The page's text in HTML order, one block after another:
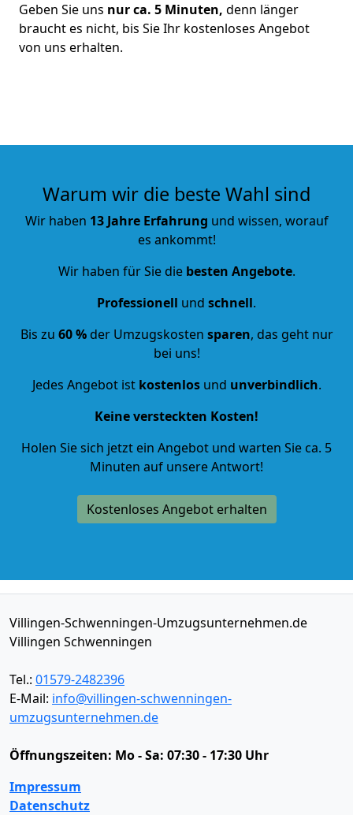
Geben Sie uns nur ca. 5 Minuten, denn länger
braucht es nicht, bis Sie Ihr kostenloses Angebot
von uns erhalten.
Warum wir die beste Wahl sind
Wir haben 13 Jahre Erfahrung und wissen, worauf
es ankommt!
Wir haben für Sie die besten Angebote.
Professionell und schnell.
Bis zu 60 %der Umzugskosten sparen, das geht nur
bei uns!
Jedes Angebot ist kostenlosund unverbindlich.
Keine versteckten Kosten!
Holen Sie sich jetzt ein Angebot und warten Sie ca. 5
Minuten auf unsere Antwort!
Kostenloses Angebot erhalten
Villingen-Schwenningen-Umzugsunternehmen.de
Villingen Schwenningen
Tel.: 01579-2482396
E-Mail: info@villingen-schwenningen-
umzugsunternehmen.de
Öffnungszeiten: Mo - Sa: 07:30 - 17:30 Uhr
Impressum
Datenschutz